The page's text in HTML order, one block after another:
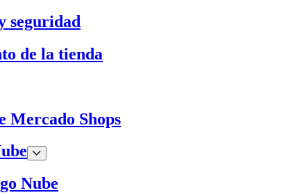
seguridad
de la tienda
Mercado Shops
Nube